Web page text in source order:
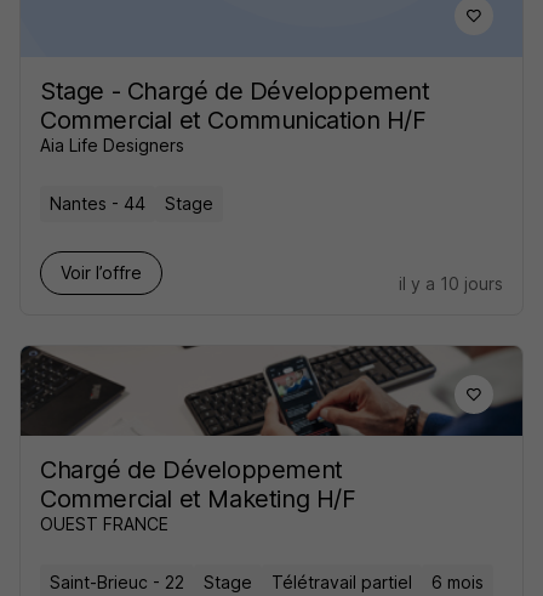
Stage - Chargé de Développement
Commercial et Communication H/F
Aia Life Designers
Nantes - 44 Stage
Voir l’offre
il y a 10 jours
Chargé de Développement
Commercial et Maketing H/F
OUEST FRANCE
Saint-Brieuc - 22 Stage Télétravail partiel 6 mois